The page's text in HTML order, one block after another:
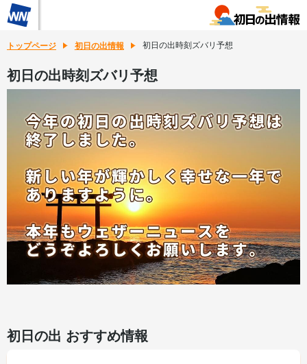
トップページ 初日の出情報 初日の出時刻ズバリ予想
初日の出時刻ズバリ予想
初日の出 おすすめ情報